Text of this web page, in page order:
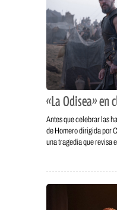
«La Odisea» en
Antes que celebrar las
de Homero dirigida por
una tragedia que revisa